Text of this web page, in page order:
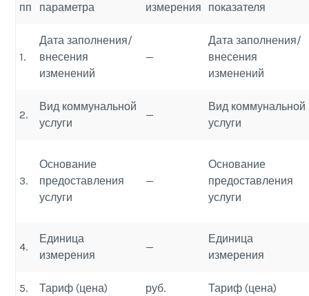
пп
параметра
измерения
показателя
1.
Дата заполнения/
внесения
изменений
—
Дата заполнения/
внесения
изменений
2.
Вид коммунальной
услуги
—
Вид коммунальной
услуги
3.
Основание
предоставления
услуги
—
Основание
предоставления
услуги
4.
Единица
измерения
—
Единица
измерения
5. Тариф (цена) руб. Тариф (цена)